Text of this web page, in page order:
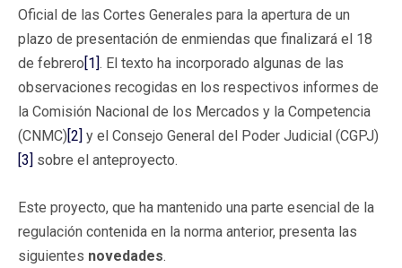
Oficial de las Cortes Generales para la apertura de un
plazo de presentación de enmiendas que finalizará el 18
de febrero[1]. El texto ha incorporado algunas de las
observaciones recogidas en los respectivos informes de
la Comisión Nacional de los Mercados y la Competencia
(CNMC)[2] y el Consejo General del Poder Judicial (CGPJ)
[3] sobre el anteproyecto.
Este proyecto, que ha mantenido una parte esencial de la
regulación contenida en la norma anterior, presenta las
siguientes novedades.